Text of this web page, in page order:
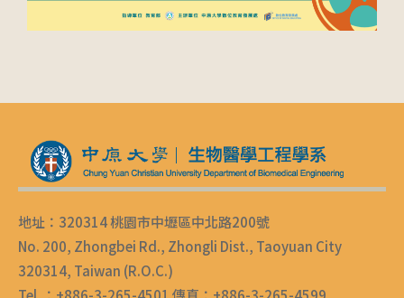
地址：320314 桃園市中壢區中北路200號
No. 200, Zhongbei Rd., Zhongli Dist., Taoyuan City
320314, Taiwan (R.O.C.)